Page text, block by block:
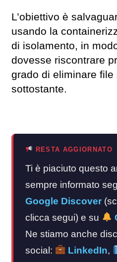
L’obiettivo è
usando la
di isolamento, in
dovesse riscontrare
grado di eliminare
sottostante.
RESTA AGGIORNATO
Ti è piaciuto questo
sempre informato
Google Discover
clicca segui) e su
Ne stiamo anche
social:
LinkedIn,